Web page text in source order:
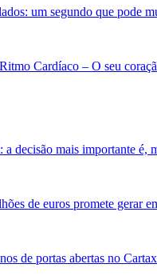
um segundo que pode
Cardíaco – O seu
a decisão mais importante é,
de euros promete gerar
de portas abertas no